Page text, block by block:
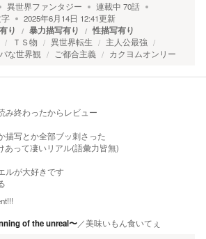
異世界ファンタジー 連載中 70話
2025年6月14日 12:41更新
り 暴力描写有り 性描写有り
ＴＳ物 異世界転生
主人公最強
な世界観
ご都合主義 カクヨムオンリー
み終わったからレビュー
描写とか全部ブッ刺さった
あって凄いリアル(語彙力皆無)
ルが大好きです
of the unreal〜／美味いもん食いてぇ